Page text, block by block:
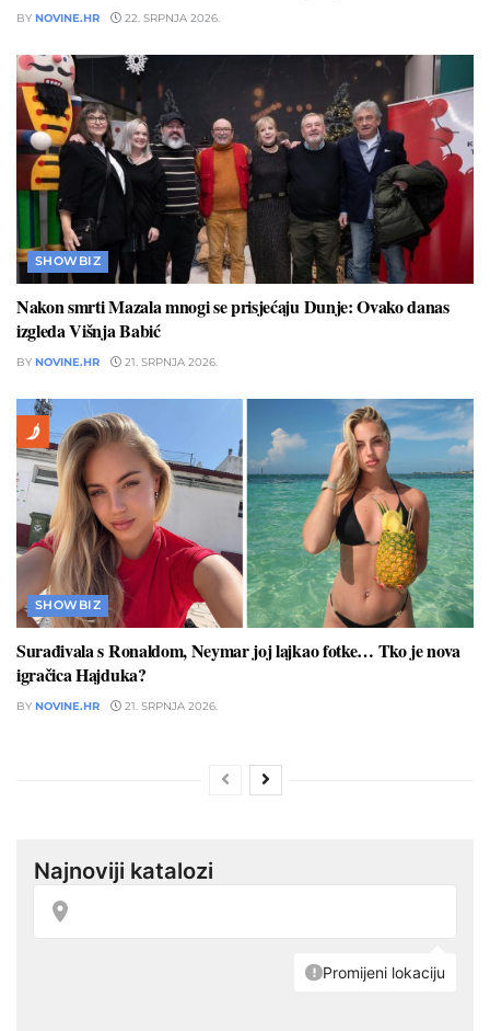
BY NOVINE.HR 22. SRPNJA 2026.
SHOWBIZ
Nakon smrti Mazala mnogi se prisjećaju Dunje: Ovako danas
izgleda Višnja Babić
BY NOVINE.HR 21. SRPNJA 2026.
SHOWBIZ
Surađivala s Ronaldom, Neymar joj lajkao fotke… Tko je nova
igračica Hajduka?
BY NOVINE.HR 21. SRPNJA 2026.